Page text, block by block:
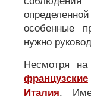
особенные
нужно
Несмотря
французские
Италия.